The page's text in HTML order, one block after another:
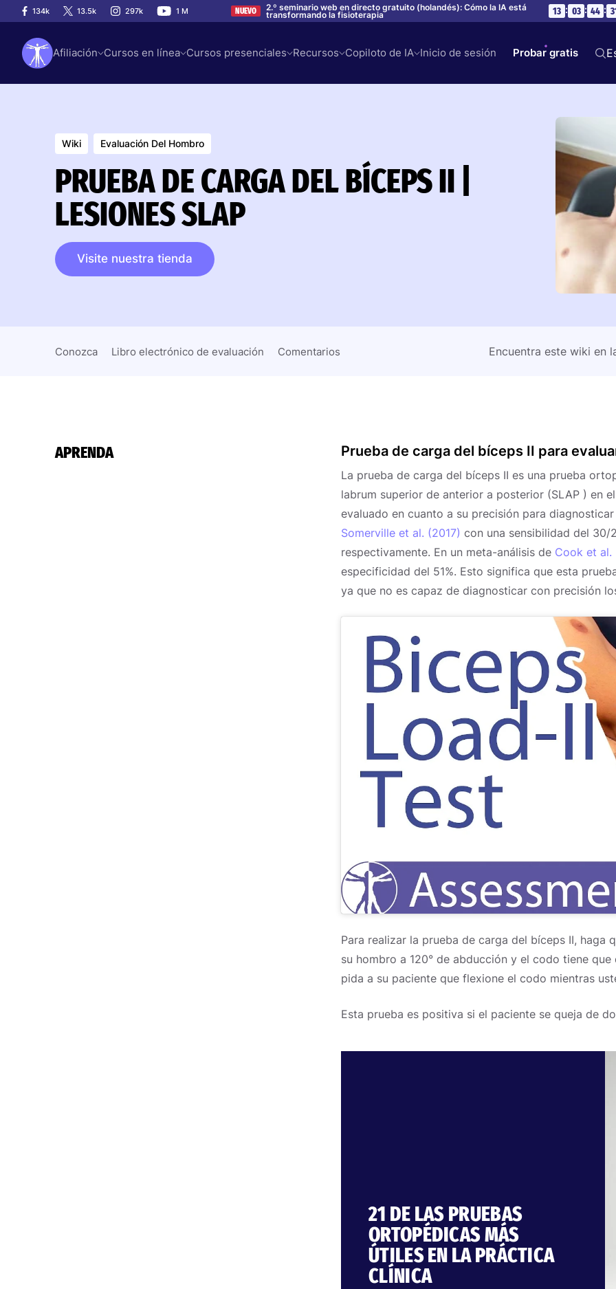
134k 13.5k 297k 1 M NUEVO 2.º seminario web en directo gratuito (holandés): Cómo la IA está
transformando la fisioterapia 13 : 03 : 44 :
Afiliación Cursos en línea Cursos presenciales Recursos Copiloto de IA Inicio de sesión Probar gratis
Wiki Evaluación Del Hombro
PRUEBA DE CARGA DEL BÍCEPS II |
LESIONES SLAP
Visite nuestra tienda
Conozca Libro electrónico de evaluación Comentarios Encuentra este wiki en
APRENDA Prueba de carga del bíceps II para
La prueba de carga del bíceps II es una prueba
labrum superior de anterior a posterior (SLAP ) en
evaluado en cuanto a su precisión para
Somerville et al. (2017) con una sensibilidad del 30/
respectivamente. En un meta-análisis de Cook et al.
especificidad del 51%. Esto significa que esta
ya que no es capaz de diagnosticar con precisión
Para realizar la prueba de carga del bíceps II, haga
su hombro a 120° de abducción y el codo tiene
pida a su paciente que flexione el codo mientras
Esta prueba es positiva si el paciente se queja de
21 DE LAS PRUEBAS
ORTOPÉDICAS MÁS
ÚTILES EN LA PRÁCTICA
CLÍNICA